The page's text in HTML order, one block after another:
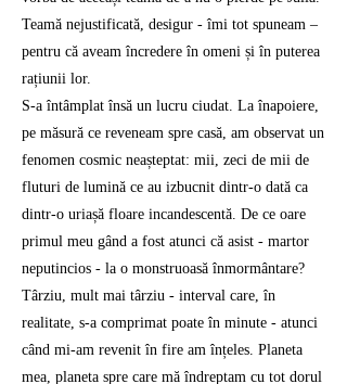
Teamă nejustificată, desigur - îmi tot spuneam –
pentru că aveam încredere în omeni și în puterea
rațiunii lor.
S-a întâmplat însă un lucru ciudat. La înapoiere,
pe măsură ce reveneam spre casă, am observat un
fenomen cosmic neașteptat: mii, zeci de mii de
fluturi de lumină ce au izbucnit dintr-o dată ca
dintr-o uriașă floare incandescentă. De ce oare
primul meu gând a fost atunci că asist - martor
neputincios - la o monstruoasă înmormântare?
Târziu, mult mai târziu - interval care, în
realitate, s-a comprimat poate în minute - atunci
când mi-am revenit în fire am înțeles. Planeta
mea, planeta spre care mă îndreptam cu tot dorul